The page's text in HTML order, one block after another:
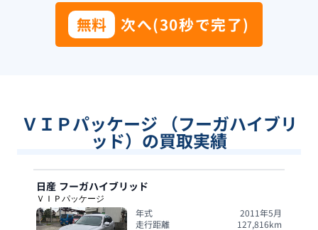
無料 次へ(30秒で完了)
ＶＩＰパッケージ （フーガハイブリ
ッド）の買取実績
日産 フーガハイブリッド
ＶＩＰパッケージ
年式
2011年5月
走行距離
127,816km